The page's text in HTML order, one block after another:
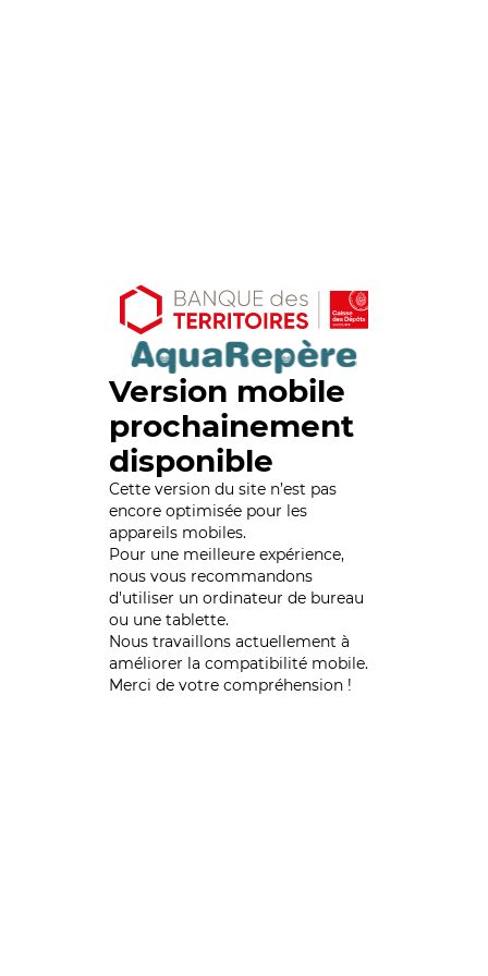
Version mobile
prochainement
disponible
Cette version du site n’est pas
encore optimisée pour les
appareils mobiles.
Pour une meilleure expérience,
nous vous recommandons
d'utiliser un ordinateur de bureau
ou une tablette.
Nous travaillons actuellement à
améliorer la compatibilité mobile.
Merci de votre compréhension !